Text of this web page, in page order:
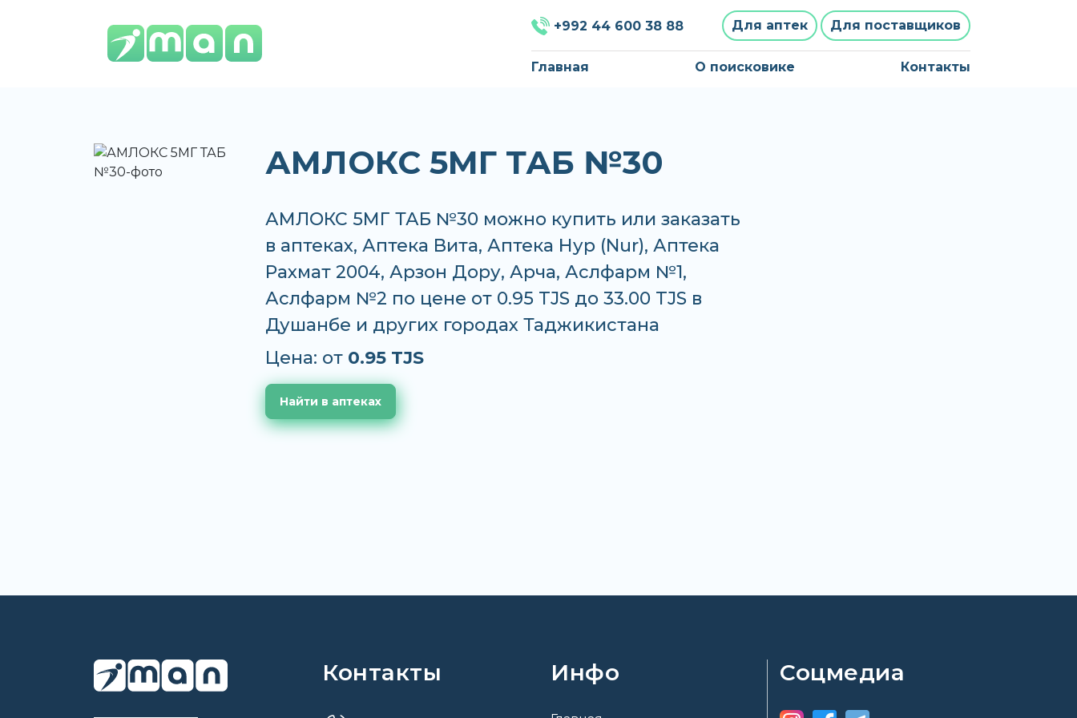
+992 44 600 38 88 Для аптек Для поставщиков
Главная О поисковике Контакты
АМЛОКС 5МГ ТАБ №30
АМЛОКС 5МГ ТАБ №30 можно купить или заказать
в аптеках, Аптека Вита, Аптека Нур (Nur), Аптека
Рахмат 2004, Арзон Дору, Арча, Аслфарм №1,
Аслфарм №2 по цене от 0.95 TJS до 33.00 TJS в
Душанбе и других городах Таджикистана
Цена: от 0.95 TJS
Найти в аптеках
Контакты Инфо Соцмедиа